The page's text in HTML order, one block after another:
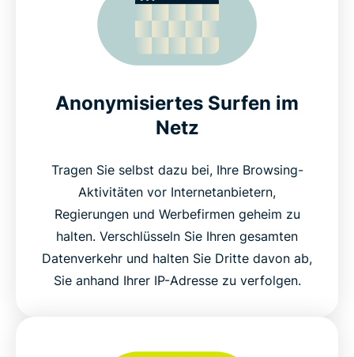
Anonymisiertes Surfen im
Netz
Tragen Sie selbst dazu bei, Ihre Browsing-
Aktivitäten vor Internetanbietern,
Regierungen und Werbefirmen geheim zu
halten. Verschlüsseln Sie Ihren gesamten
Datenverkehr und halten Sie Dritte davon ab,
Sie anhand Ihrer IP-Adresse zu verfolgen.